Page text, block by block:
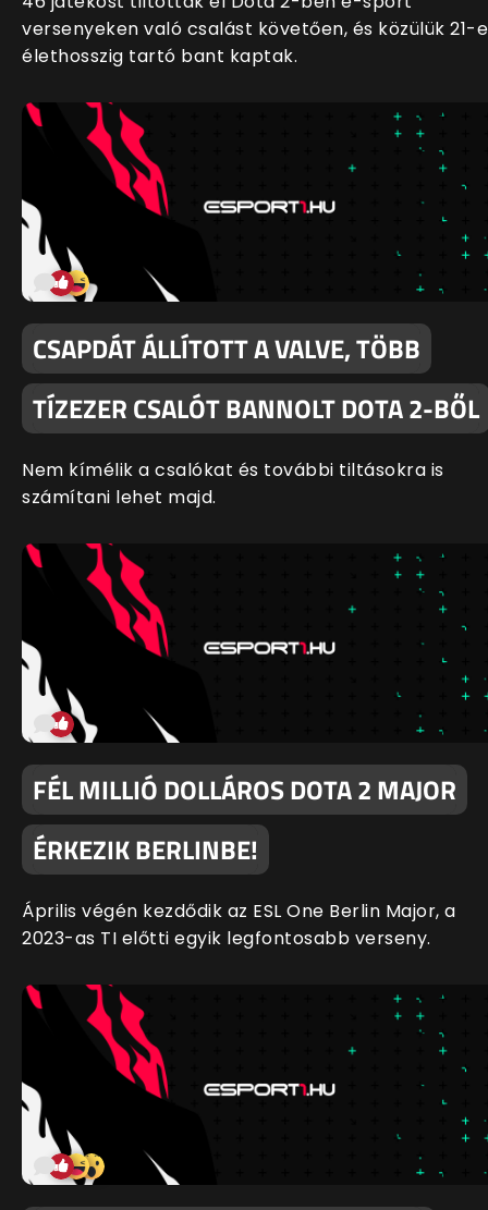
versenyeken való csalást követően, és közülük 21-
élethosszig tartó bant kaptak.
CSAPDÁT ÁLLÍTOTT A VALVE, TÖBB
TÍZEZER CSALÓT BANNOLT DOTA 2-BŐL
Nem kímélik a csalókat és további tiltásokra is
számítani lehet majd.
FÉL MILLIÓ DOLLÁROS DOTA 2 MAJOR
ÉRKEZIK BERLINBE!
Április végén kezdődik az ESL One Berlin Major, a
2023-as TI előtti egyik legfontosabb verseny.